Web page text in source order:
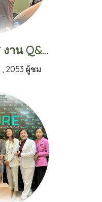
ภาพบรรยากาศ งาน Q&A ถาม-ตอบ กับคุณแดกึน จอง ประธานและผู้ก่อตั้งบริษัทลิฟ เพียว พร้อมด้วยคุณเจมส์ วัตสันประธาณบริหารลิฟ เพียวภาคพื้นเอเชียตะวันออกเฉียงใต้
, 2053 ผู้ชม